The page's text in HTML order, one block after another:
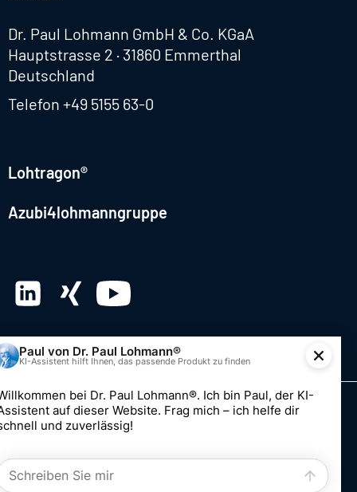
Dr. Paul Lohmann GmbH & Co. KGaA
Hauptstrasse 2 · 31860 Emmerthal
Deutschland
Telefon +49 5155 63-0
Lohtragon®
Azubi4lohmanngruppe
© 2026 Dr. Paul Lohmann GmbH & Co. KGaA
Impressum
Datenschutz